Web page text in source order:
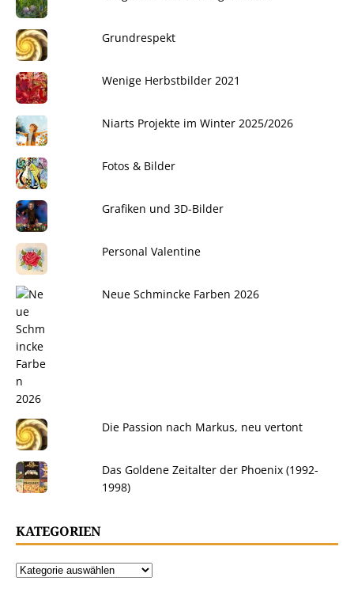
Grundrespekt
Wenige Herbstbilder 2021
Niarts Projekte im Winter 2025/2026
Fotos & Bilder
Grafiken und 3D-Bilder
Personal Valentine
Neue Schmincke Farben 2026
Die Passion nach Markus, neu vertont
Das Goldene Zeitalter der Phoenix (1992-
1998)
KATEGORIEN